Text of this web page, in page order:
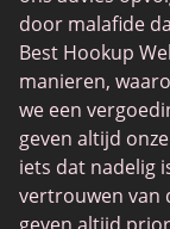
door malafide
Best Hookup
manieren,
we een
geven altijd
iets dat nadelig
vertrouwen van